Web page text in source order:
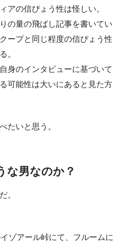
アの信ぴょう性は怪しい。
の量の飛ばし記事を書いてい
ープと同じ程度の信ぴょう性
。
身のインタビューに基づいて
可能性は大いにあると見た方
たいと思う。
な男なのか？
だ。
ゾアール峠にて、フルームに